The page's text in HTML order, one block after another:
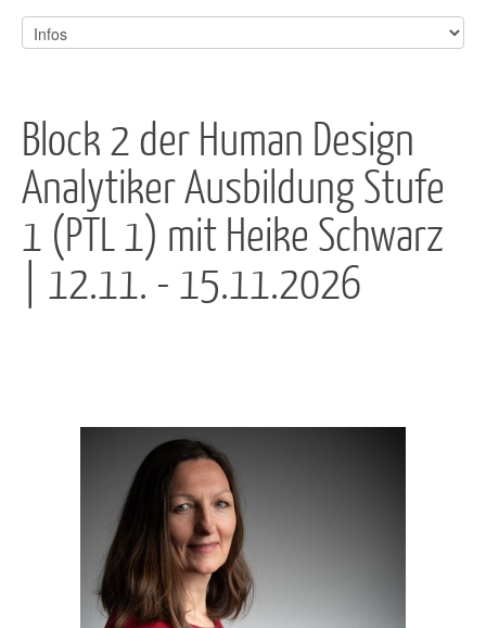
Block 2 der Human Design
Analytiker Ausbildung Stufe
1 (PTL 1) mit Heike Schwarz
| 12.11. - 15.11.2026